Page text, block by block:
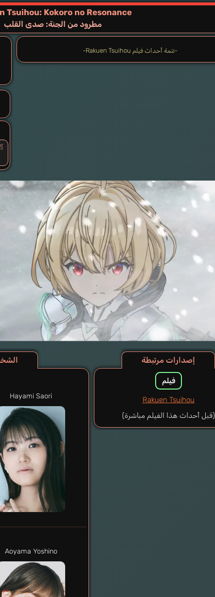
Tsuihou: Kokoro no Resonance
مطرود من الجنة: صدى القلب
-تتمة أحداث فيلم Rakuen Tsuihou-
إصدارات مرتبطة
فيلم
Rakuen Tsuihou
(قبل أحداث هذا الفيلم مباشرة)
Hayami Saori
Aoyama Yoshino